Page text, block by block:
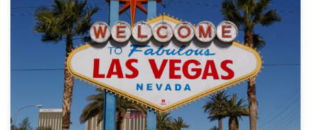
Die SkyTeam-Mitglieder KLM und Delta bieten aktuell günstig Flüge
nach Las Vegas an. Mit Abflug von verschiedenen deutschen
Flughäfen gibt es den Hin- und Rückflug ab 312€. Der Flug erfolgt
mit einem kurzen Umstieg in Amsterdam oder Atlanta. Inklusive
sind ein Stück Handgepäck und ein Personal Item. Aufgabepäck ist